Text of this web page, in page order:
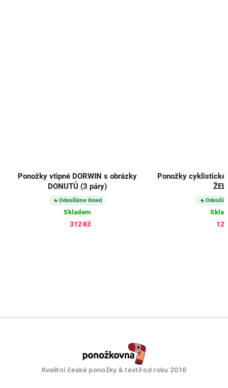
Ponožky vtipné DORWIN s obrázky
DONUTŮ (3 páry)
Odesíláme ihned
Skladem
312 Kč
Ponožky cyklistické
Kvalitní české ponožky & textil od roku 2016